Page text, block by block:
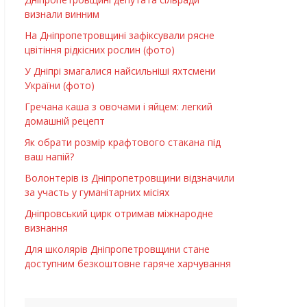
визнали винним
На Дніпропетровщині зафіксували рясне
цвітіння рідкісних рослин (фото)
У Дніпрі змагалися найсильніші яхтсмени
України (фото)
Гречана каша з овочами і яйцем: легкий
домашній рецепт
Як обрати розмір крафтового стакана під
ваш напій?
Волонтерів із Дніпропетровщини відзначили
за участь у гуманітарних місіях
Дніпровський цирк отримав міжнародне
визнання
Для школярів Дніпропетровщини стане
доступним безкоштовне гаряче харчування